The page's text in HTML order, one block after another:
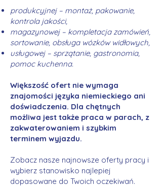
produkcyjnej – montaż, pakowanie,
kontrola jakości,
magazynowej – kompletacja zamówień,
sortowanie, obsługa wózków widłowych,
usługowej – sprzątanie, gastronomia,
pomoc kuchenna.
Większość ofert nie wymaga
znajomości języka niemieckiego ani
doświadczenia. Dla chętnych
możliwa jest także praca w parach, z
zakwaterowaniem i szybkim
terminem wyjazdu.
Zobacz nasze najnowsze oferty pracy i
wybierz stanowisko najlepiej
dopasowane do Twoich oczekiwań.